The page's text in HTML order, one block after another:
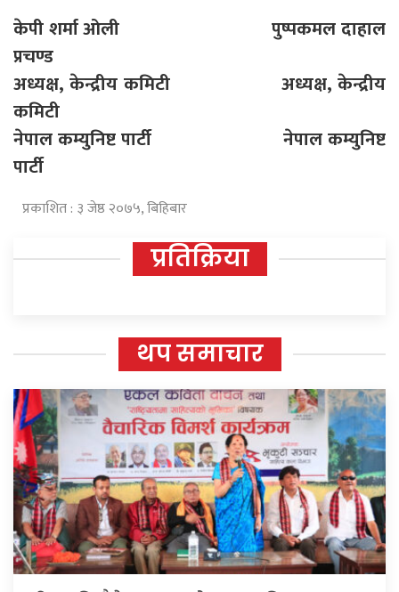
केपी शर्मा ओली पुष्पकमल दाहाल
प्रचण्ड
अध्यक्ष, केन्द्रीय कमिटी अध्यक्ष, केन्द्रीय
कमिटी
नेपाल कम्युनिष्ट पार्टी नेपाल कम्युनिष्ट
पार्टी
प्रकाशित : ३ जेष्ठ २०७५, बिहिबार
प्रतिक्रिया
थप समाचार